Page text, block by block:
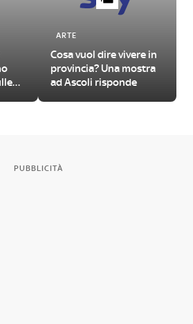
ARTE
Cosa vuol dire vivere in
provincia? Una mostra
ad Ascoli risponde
PUBBLICITÀ